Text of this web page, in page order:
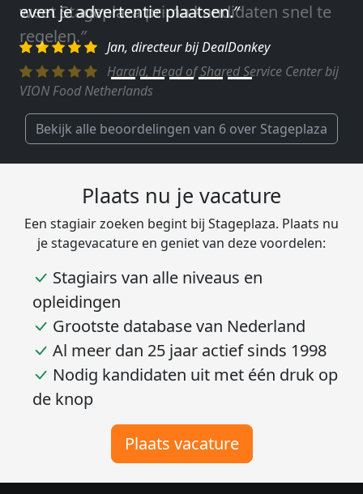
weet Stageplaza prima kandidaten snel te
regelen.″
Harald, Head of Shared Service Center bij
VION Food Netherlands
Bekijk alle beoordelingen van 6 over Stageplaza
Plaats nu je vacature
Een stagiair zoeken begint bij Stageplaza. Plaats nu
je stagevacature en geniet van deze voordelen:
Stagiairs van alle niveaus en
opleidingen
Grootste database van Nederland
Al meer dan 25 jaar actief sinds 1998
Nodig kandidaten uit met één druk op
de knop
Plaats vacature